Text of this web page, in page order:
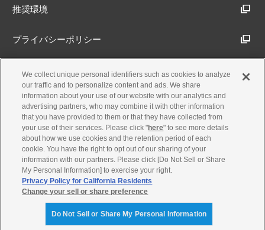
推奨環境
プライバシーポリシー
Cookieポリシー
アクセシビリティ方針
古物営業法に基づく表示
製品・事業のお問合せ
We collect unique personal identifiers such as cookies to analyze
our traffic and to personalize content and ads. We share
information about your use of our website with our analytics and
advertising partners, who may combine it with other information
that you have provided to them or that they have collected from
your use of their services. Please click "here" to see more details
about how we use cookies and the retention period of each
cookie. You have the right to opt out of our sharing of your
information with our partners. Please click [Do Not Sell or Share
My Personal Information] to exercise your right.
Privacy Policy for California Residents
Change your sell or share preference
Do Not Sell or Share My Personal Information